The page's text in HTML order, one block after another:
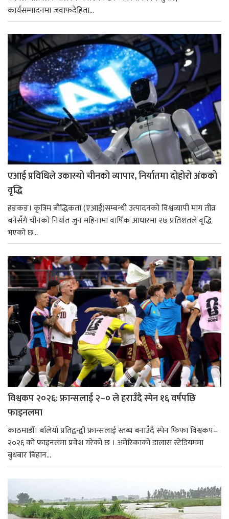
कार्यसम्पादनमा जवाफदेहिता...
एआई प्रविधिले उकास्यो चीनको व्यापार, निर्यातमा दोहोरो अंकको
वृद्धि
हङकङ। कृत्रिम बौद्धिकता (एआई)सम्बन्धी उत्पादनको विश्वव्यापी माग तीव्र
बनेसँगै चीनको निर्यात जुन महिनामा वार्षिक आधारमा २७ प्रतिशतले वृद्धि
भएको छ...
विश्वकप २०२६: फ्रान्सलाई २–० ले हराउँदै स्पेन १६ वर्षपछि
फाइनलमा
काठमाडौँ। बलियो प्रतिद्वन्द्वी फ्रान्सलाई स्तब्ध बनाउँदै स्पेन फिफा विश्वकप–
२०२६ को फाइनलमा प्रवेश गरेको छ । अमेरिकाको डालास स्टेडियममा
बुधबार बिहान...